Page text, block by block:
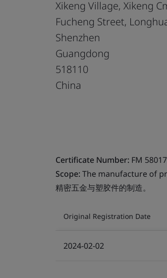
Xikeng Village, Xikeng
Fucheng Street,
Shenzhen
Guangdong
518110
China
Certificate Number: FM
Scope:The manufacture of
精密五金与塑胶件的制造。
Original Registration Date
2024-02-02